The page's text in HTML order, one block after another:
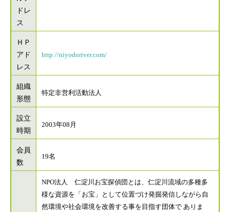
ドレ
ス
ＨＰ
アド
レス
http://niyodoriver.com/
組織
形態
特定非営利活動法人
設立
時期
2003年08月
会員
数
19名
NPO法人 仁淀川お宝探偵団とは、仁淀川流域の多種多
様な資源を「お宝」として位置づけ発掘発信しながら自
然環境や社会環境を改善する事を目指す団体で ありま